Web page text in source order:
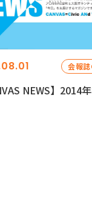
会報
NEWS】2014